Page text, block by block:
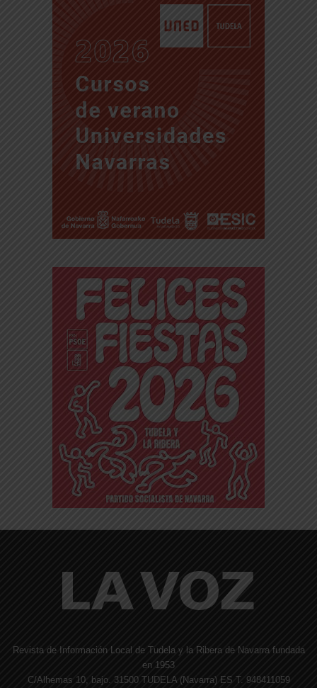
Revista de Información Local de Tudela y la Ribera de Navarra fundada
en 1953
C/Alhemas 10, bajo. 31500 TUDELA (Navarra) ES T. 948411059